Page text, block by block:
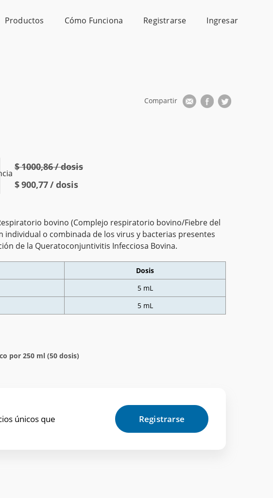
Productos Cómo Funciona Registrarse Ingresar
bovino (Complejo respiratorio bovino/Fiebre del
o combinada de los virus y bacterias presentes
de la Queratoconjuntivitis Infecciosa Bovina.
Dosis
5 mL
5 mL
por 250 ml (50 dosis)
únicos que
Registrarse
$1000,86/ dosis
$900,77/ dosis